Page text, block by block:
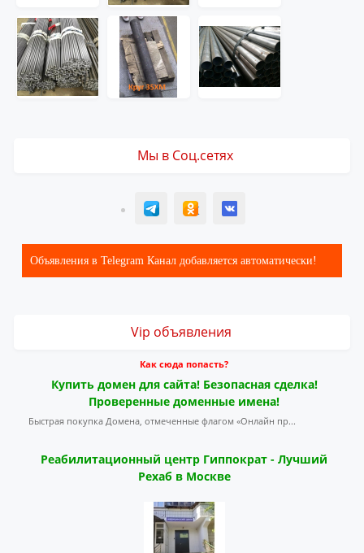
Мы в Соц.сетях
T ОК ВК
Объявления в Telegram Канал добавляется автоматически!
Vip объявления
Как сюда попасть?
Купить домен для сайта! Безопасная сделка!
Проверенные доменные имена!
Быстрая покупка Домена, отмеченные флагом «Онлайн пр...
Реабилитационный центр Гиппократ - Лучший
Рехаб в Москве